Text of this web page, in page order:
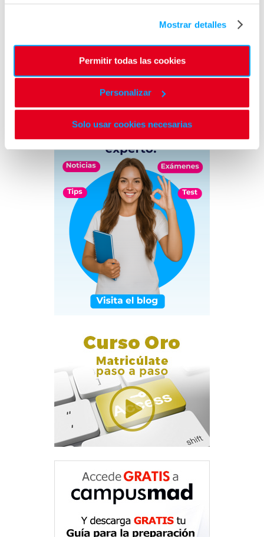
Mostrar detalles
Permitir todas las cookies
Personalizar
Solo usar cookies necesarias